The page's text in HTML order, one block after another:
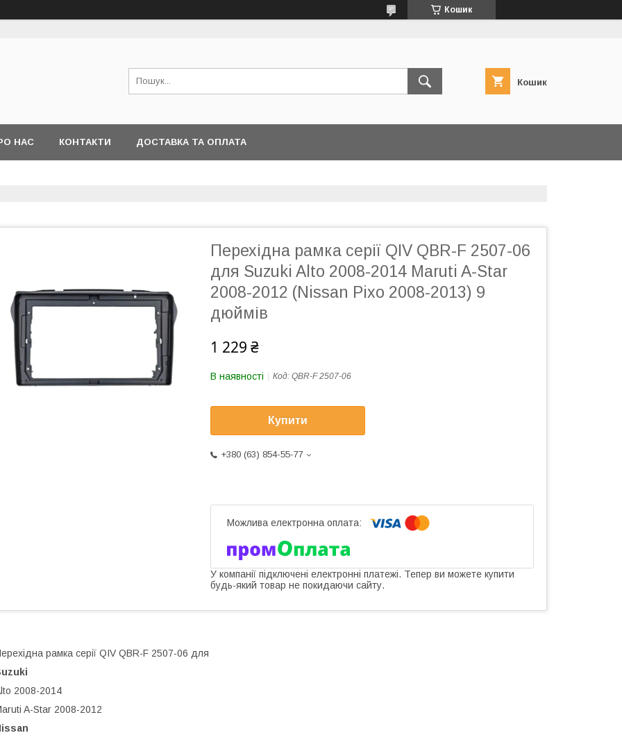
Кошик
Кошик
НАС КОНТАКТИ ДОСТАВКА ТА ОПЛАТА
Перехідна рамка серії QIV QBR-F 2507-06
для Suzuki Alto 2008-2014 Maruti A-Star
2008-2012 (Nissan Pixo 2008-2013) 9
дюймів
1 229 ₴
В наявності Код: QBR-F 2507-06
Купити
+380 (63) 854-55-77
У компанії підключені електронні платежі. Тепер ви можете купити
будь-який товар не покидаючи сайту.
рамка серії QIV QBR-F 2507-06 для
2008-2014
A-Star 2008-2012